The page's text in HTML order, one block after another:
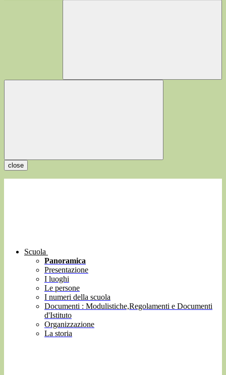
close
Scuola
Panoramica
Presentazione
I luoghi
Le persone
I numeri della scuola
Documenti : Modulistiche,Regolamenti e Documenti
d'Istituto
Organizzazione
La storia